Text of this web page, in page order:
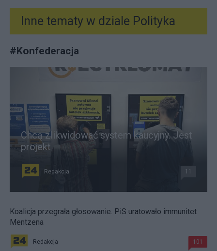
Inne tematy w dziale Polityka
#Konfederacja
Chcą zlikwidować system kaucyjny. Jest
projekt
Redakcja 11
Koalicja przegrała głosowanie. PiS uratowało immunitet
Mentzena
Redakcja 101